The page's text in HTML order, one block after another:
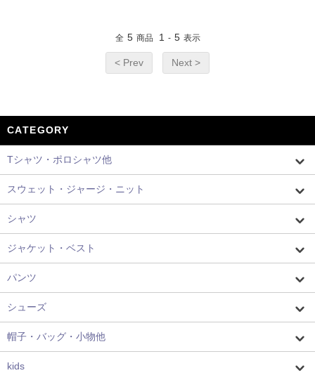
全 5 商品 1 - 5 表示
< Prev Next >
CATEGORY
Tシャツ・ポロシャツ他
スウェット・ジャージ・ニット
シャツ
ジャケット・ベスト
パンツ
シューズ
帽子・バッグ・小物他
kids